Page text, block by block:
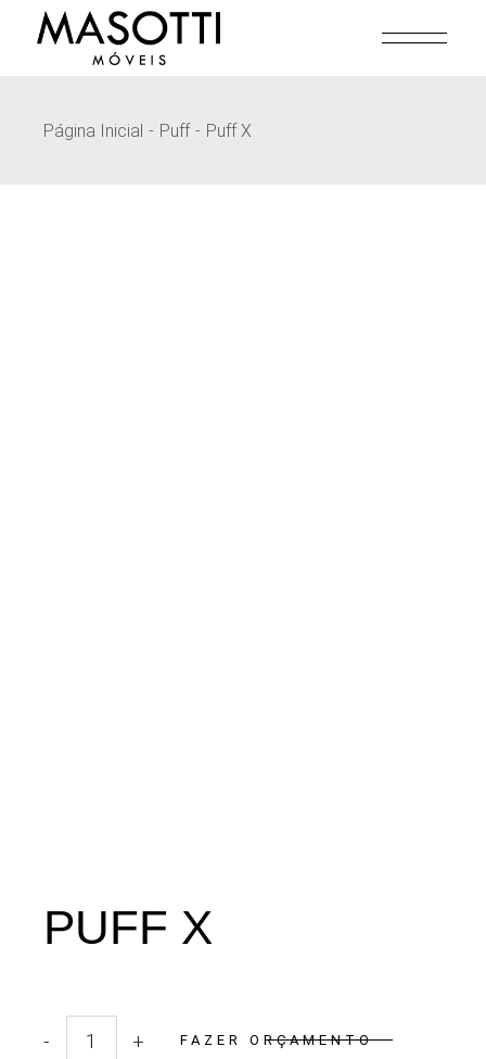
Página Inicial Puff Puff X
PUFF X
Quantidade Puff X
- + FAZER ORÇAMENTO